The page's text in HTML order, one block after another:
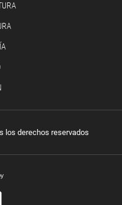
los derechos reservados